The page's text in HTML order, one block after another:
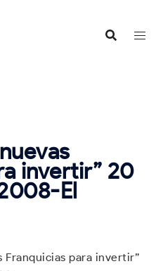
invertir” 20
El
Franquicias para invertir”